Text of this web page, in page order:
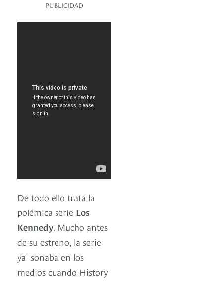
PUBLICIDAD
De todo ello trata la
polémica serie Los
Kennedy. Mucho antes
de su estreno, la serie
ya sonaba en los
medios cuando History